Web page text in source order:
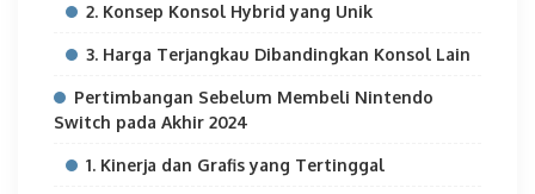
2. Konsep Konsol Hybrid yang Unik
3. Harga Terjangkau Dibandingkan Konsol Lain
Pertimbangan Sebelum Membeli Nintendo
Switch pada Akhir 2024
1. Kinerja dan Grafis yang Tertinggal